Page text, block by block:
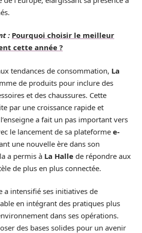
: Pourquoi choisir le meilleur
cette année ?
tendances de consommation, La
de produits pour inclure des
et des chaussures. Cette
par une croissance rapide et
a fait un pas important vers
le lancement de sa plateforme e-
une nouvelle ère dans son
a permis à La Halle de répondre aux
de plus en plus connectée.
a intensifié ses initiatives de
en intégrant des pratiques plus
dans ses opérations.
des bases solides pour un avenir